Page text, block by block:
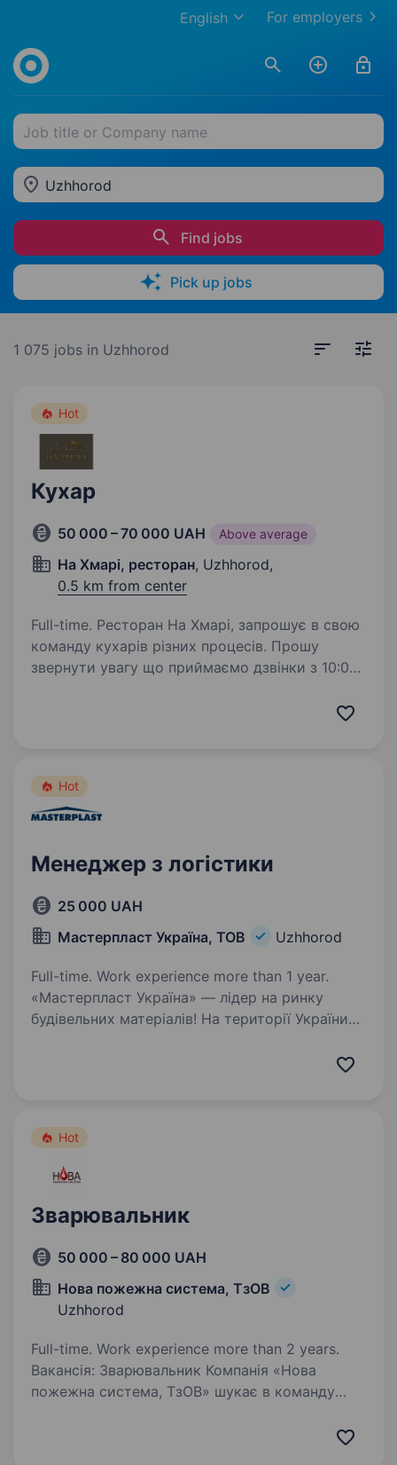
For employers
English
Job title or Company name
Uzhhorod
Find jobs
Pick up jobs
1 075 jobs in Uzhhorod
Hot
Кухар
50 000 – 70 000 UAH Above average
На Хмарі, ресторан, Uzhhorod,
0.5 km from center
Full-time. Ресторан На Хмарі, запрошує в свою
команду кухарів різних процесів. Прошу
звернути увагу що приймаємо дзвінки з 10:00
Hot
Менеджер з логістики
25 000 UAH
Мастерпласт Україна, ТОВ
Uzhhorod
Full-time. Work experience more than 1 year.
«Мастерпласт Україна» — лідер на ринку
будівельних матеріалів! На території України
Hot
Зварювальник
50 000 – 80 000 UAH
Нова пожежна система, ТзОВ
Uzhhorod
Full-time. Work experience more than 2 years.
Вакансія: Зварювальник Компанія «Нова
пожежна система, ТзОВ» шукає в команду